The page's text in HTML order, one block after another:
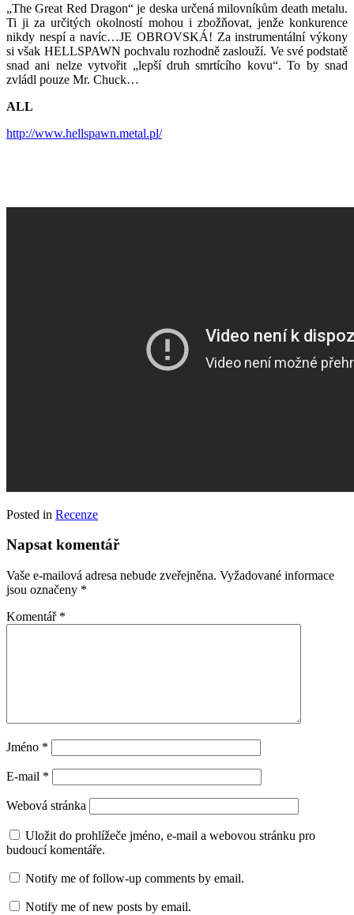
„The Great Red Dragon“ je deska určená milovníkům death metalu.
Ti ji za určitých okolností mohou i zbožňovat, jenže konkurence
nikdy nespí a navíc…JE OBROVSKÁ! Za instrumentální výkony
si však HELLSPAWN pochvalu rozhodně zaslouží. Ve své podstatě
snad ani nelze vytvořit „lepší druh smrtícího kovu“. To by snad
zvládl pouze Mr. Chuck…
ALL
http://www.hellspawn.metal.pl/
Posted in Recenze
Napsat komentář
Vaše e-mailová adresa nebude zveřejněna. Vyžadované informace
jsou označeny *
Komentář *
Jméno *
E-mail *
Webová stránka
Uložit do prohlížeče jméno, e-mail a webovou stránku pro
budoucí komentáře.
Notify me of follow-up comments by email.
Notify me of new posts by email.